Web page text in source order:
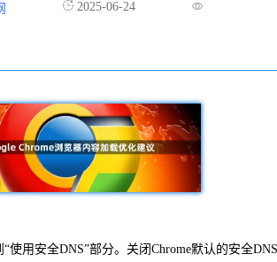
2025-06-24
用安全DNS”部分。关闭Chrome默认的安全